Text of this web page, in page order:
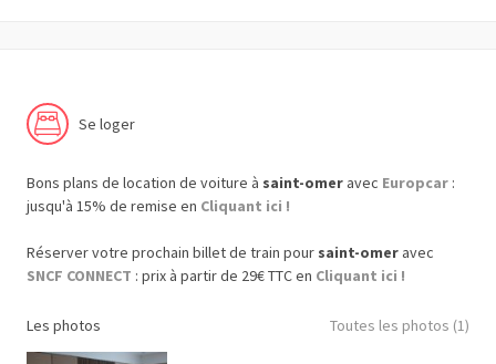
Se loger
Bons plans de location de voiture à saint-omer avec Europcar :
jusqu'à 15% de remise en Cliquant ici !
Réserver votre prochain billet de train pour saint-omer avec
SNCF CONNECT : prix à partir de 29€ TTC en Cliquant ici !
Les photos Toutes les photos (1)